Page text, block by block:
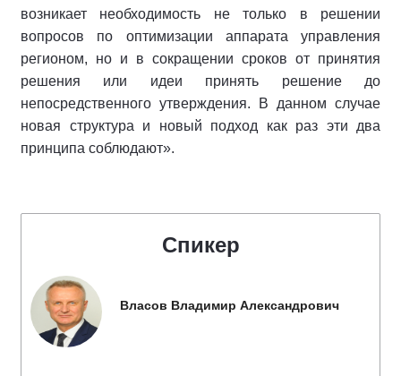
возникает необходимость не только в решении
вопросов по оптимизации аппарата управления
регионом, но и в сокращении сроков от принятия
решения или идеи принять решение до
непосредственного утверждения. В данном случае
новая структура и новый подход как раз эти два
принципа соблюдают».
Спикер
Власов Владимир Александрович